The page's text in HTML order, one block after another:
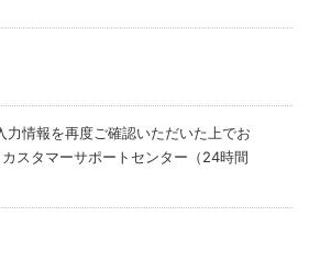
情報を再度ご確認いただいた上でお
スタマーサポートセンター（24時間